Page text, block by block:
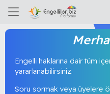
Engelli haklarına dair tüm
yararlanabilirsiniz.
Soru sormak veya üyelere